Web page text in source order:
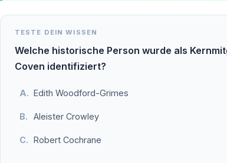
TESTE DEIN WISSEN
Welche historische Person wurde als
Coven identifiziert?
Edith Woodford-Grimes
Aleister Crowley
Robert Cochrane